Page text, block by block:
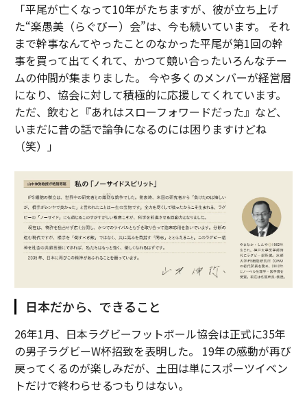
「平尾が亡くなって10年がたちますが、彼が立ち上げ
た“楽愚美（らぐびー）会”は、今も続いています。 それ
まで幹事なんてやったことのなかった平尾が第1回の幹
事を買って出てくれて、かつて競い合ったいろんなチー
ムの仲間が集まりました。 今や多くのメンバーが経営層
になり、協会に対して積極的に応援してくれています。
ただ、飲むと『あれはスローフォワードだった』など、
いまだに昔の話で論争になるのには困りますけどね
（笑）」
日本だから、できること
26年1月、日本ラグビーフットボール協会は正式に35年
の男子ラグビーW杯招致を表明した。 19年の感動が再び
戻ってくるのが楽しみだが、土田は単にスポーツイベン
トだけで終わらせるつもりはない。